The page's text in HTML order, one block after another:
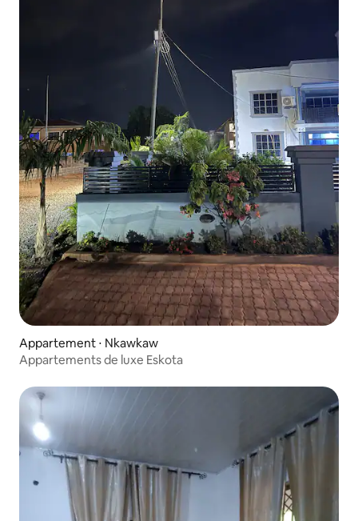
Appartement ⋅ Nkawkaw
Appartements de luxe Eskota